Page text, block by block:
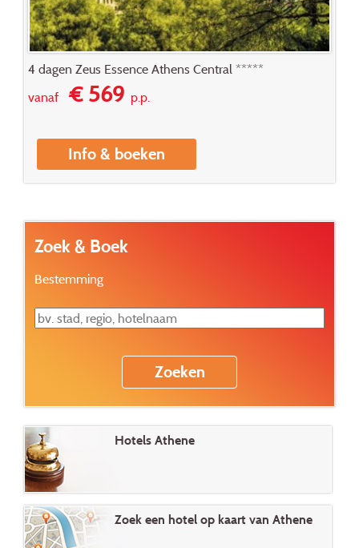
4 dagen Zeus Essence Athens Central *****
vanaf€ 569p.p.
Info & boeken
Zoek & Boek
Bestemming
Hotels Athene
Zoek een hotel op kaart van Athene